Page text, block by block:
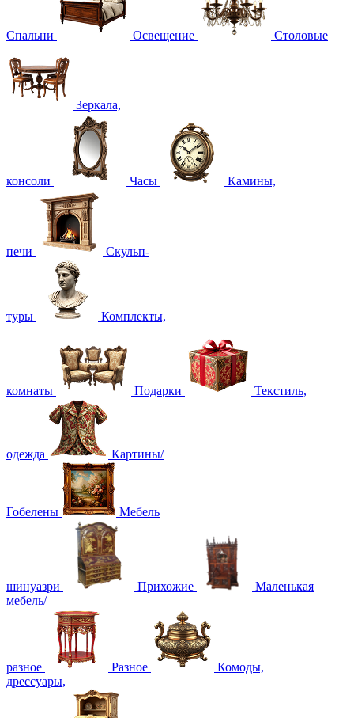
Спальни Освещение Столовые
Зеркала,
консоли Часы Камины,
печи Скульп-
туры Комплекты,
комнаты Подарки Текстиль,
одежда Картины/
Гобелены Мебель
шинуазри Прихожие
Маленькая
мебель/
разное Разное
Комоды,
дрессуары,